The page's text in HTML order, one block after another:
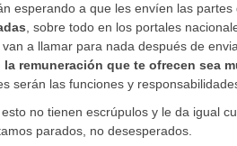
esperando a que les envíen las
, sobre todo en los portales
a llamar para nada después de
remuneración que te ofrecen sea
serán las funciones y
no tienen escrúpulos y le da igual
parados, no desesperados.